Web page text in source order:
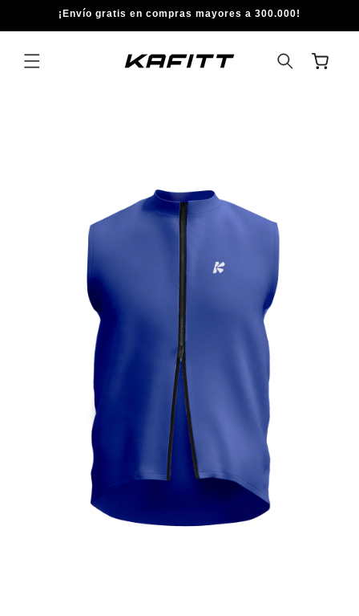
DIRECTAMENTE
AL CONTENIDO
¡Envío gratis en compras mayores a 300.000!
Carrito